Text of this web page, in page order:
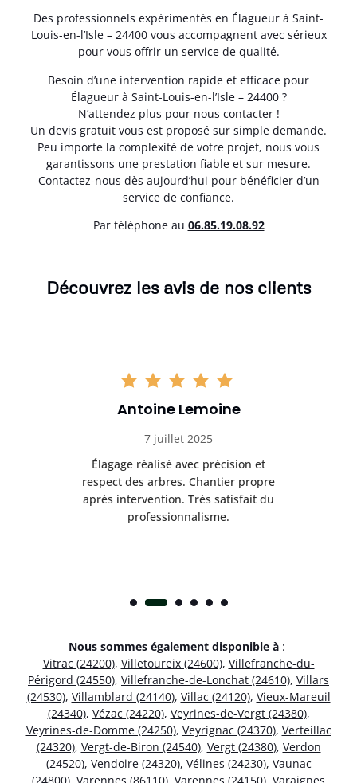
Des professionnels expérimentés en Élagueur à Saint-
Louis-en-l’Isle – 24400 vous accompagnent avec sérieux
pour vous offrir un service de qualité.
Besoin d’une intervention rapide et efficace pour
Élagueur à Saint-Louis-en-l’Isle – 24400 ?
N’attendez plus pour nous contacter !
Un devis gratuit vous est proposé sur simple demande.
Peu importe la complexité de votre projet, nous vous
garantissons une prestation fiable et sur mesure.
Contactez-nous dès aujourd’hui pour bénéficier d’un
service de confiance.
Par téléphone au 06.85.19.08.92
Découvrez les avis de nos clients
Antoine Lemoine
7 juillet 2025
Élagage réalisé avec précision et
respect des arbres. Chantier propre
après intervention. Très satisfait du
professionnalisme.
Nous sommes également disponible à :
Vitrac (24200), Villetoureix (24600), Villefranche-du-
Périgord (24550), Villefranche-de-Lonchat (24610), Villars
(24530), Villamblard (24140), Villac (24120), Vieux-Mareuil
(24340), Vézac (24220), Veyrines-de-Vergt (24380),
Veyrines-de-Domme (24250), Veyrignac (24370), Verteillac
(24320), Vergt-de-Biron (24540), Vergt (24380), Verdon
(24520), Vendoire (24320), Vélines (24230), Vaunac